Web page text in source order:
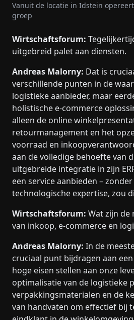
Vanuit de locatie in Idstein
groep
Wirtschaftsforum:
uitgebreid palet aan diensten.
Andreas Malorny: Dat is
verschillende punten in de
logistieke aanbieder, maar
holistische e-commerce
alleen de online
retourmanagement en het
voorraad en
aan de volledige behoefte van
uitgebreide integratie in zijn
een service aanbieden –
technologische expertise, zou
Wirtschaftsforum: Wat zijn
van inkoop, e-commerce en
Andreas Malorny: In de
cruciaal punt bijdragen aan
hoge eisen stellen aan onze
optimalisatie van de logistieke
verpakkingsmaterialen en de
van handvaten om effectief bij